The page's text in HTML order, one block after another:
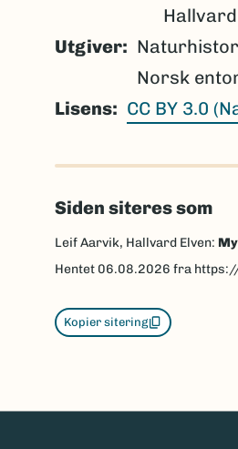
Utgiver
Norsk
Lisens
CC BY 3.0
Siden siteres som
Leif Aarvik, Hallvard Elven:
Hentet 06.08.2026 fra
Kopier sitering